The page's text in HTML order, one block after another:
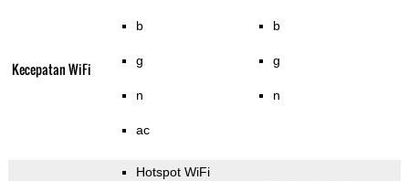
Kecepatan WiFi
b
g
n
ac
b
g
n
Hotspot WiFi